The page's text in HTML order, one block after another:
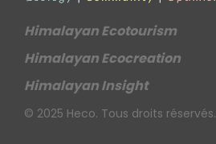
Himalayan Ecotourism
Himalayan Ecocreation
Himalayan Insight
© 2025 Heco. Tous droits réservés.